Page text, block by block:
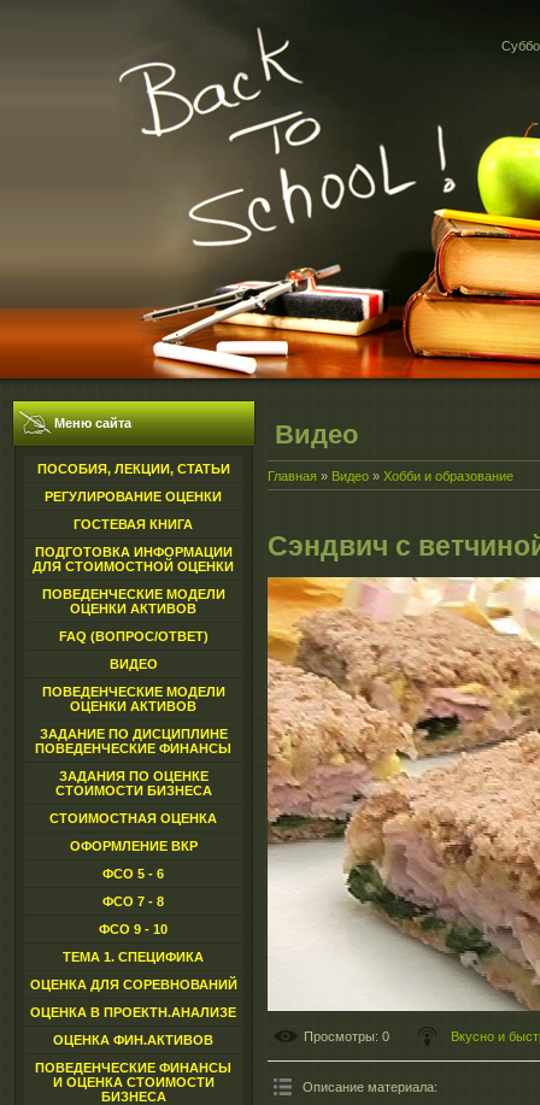
Меню сайта
ПОСОБИЯ, ЛЕКЦИИ, СТАТЬИ
РЕГУЛИРОВАНИЕ ОЦЕНКИ
ГОСТЕВАЯ КНИГА
ПОДГОТОВКА ИНФОРМАЦИИ
ДЛЯ СТОИМОСТНОЙ ОЦЕНКИ
ПОВЕДЕНЧЕСКИЕ МОДЕЛИ
ОЦЕНКИ АКТИВОВ
FAQ (ВОПРОС/ОТВЕТ)
ВИДЕО
ПОВЕДЕНЧЕСКИЕ МОДЕЛИ
ОЦЕНКИ АКТИВОВ
ЗАДАНИЕ ПО ДИСЦИПЛИНЕ
ПОВЕДЕНЧЕСКИЕ ФИНАНСЫ
ЗАДАНИЯ ПО ОЦЕНКЕ
СТОИМОСТИ БИЗНЕСА
СТОИМОСТНАЯ ОЦЕНКА
ОФОРМЛЕНИЕ ВКР
ФСО 5 - 6
ФСО 7 - 8
ФСО 9 - 10
ТЕМА 1. СПЕЦИФИКА
ОЦЕНКА ДЛЯ СОРЕВНОВАНИЙ
ОЦЕНКА В ПРОЕКТН.АНАЛИЗЕ
ОЦЕНКА ФИН.АКТИВОВ
ПОВЕДЕНЧЕСКИЕ ФИНАНСЫ
И ОЦЕНКА СТОИМОСТИ
БИЗНЕСА
Видео
Главная » Видео » Хобби и образование
Сэндвич с
Просмотры: 0 Вкусно и
Описание материала: